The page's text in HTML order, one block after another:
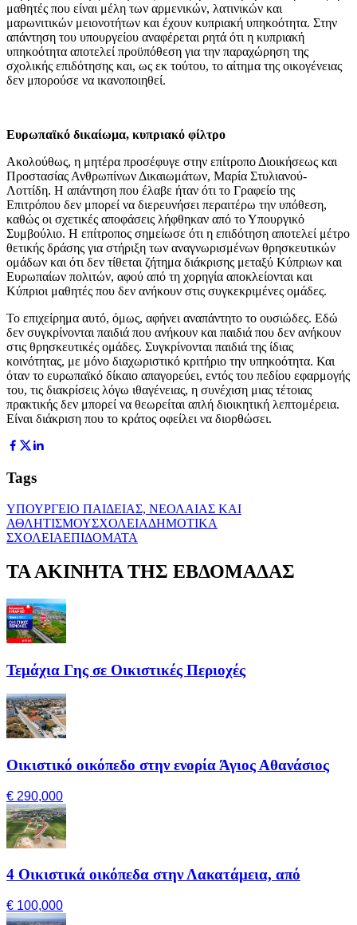
μαθητές που είναι μέλη των αρμενικών, λατινικών και
μαρωνιτικών μειονοτήτων και έχουν κυπριακή υπηκοότητα. Στην
απάντηση του υπουργείου αναφέρεται ρητά ότι η κυπριακή
υπηκοότητα αποτελεί προϋπόθεση για την παραχώρηση της
σχολικής επιδότησης και, ως εκ τούτου, το αίτημα της οικογένειας
δεν μπορούσε να ικανοποιηθεί.
Ευρωπαϊκό δικαίωμα, κυπριακό φίλτρο
Ακολούθως, η μητέρα προσέφυγε στην επίτροπο Διοικήσεως και
Προστασίας Ανθρωπίνων Δικαιωμάτων, Μαρία Στυλιανού-
Λοττίδη. Η απάντηση που έλαβε ήταν ότι το Γραφείο της
Επιτρόπου δεν μπορεί να διερευνήσει περαιτέρω την υπόθεση,
καθώς οι σχετικές αποφάσεις λήφθηκαν από το Υπουργικό
Συμβούλιο. Η επίτροπος σημείωσε ότι η επιδότηση αποτελεί μέτρο
θετικής δράσης για στήριξη των αναγνωρισμένων θρησκευτικών
ομάδων και ότι δεν τίθεται ζήτημα διάκρισης μεταξύ Κύπριων και
Ευρωπαίων πολιτών, αφού από τη χορηγία αποκλείονται και
Κύπριοι μαθητές που δεν ανήκουν στις συγκεκριμένες ομάδες.
Το επιχείρημα αυτό, όμως, αφήνει αναπάντητο το ουσιώδες. Εδώ
δεν συγκρίνονται παιδιά που ανήκουν και παιδιά που δεν ανήκουν
στις θρησκευτικές ομάδες. Συγκρίνονται παιδιά της ίδιας
κοινότητας, με μόνο διαχωριστικό κριτήριο την υπηκοότητα. Και
όταν το ευρωπαϊκό δίκαιο απαγορεύει, εντός του πεδίου εφαρμογής
του, τις διακρίσεις λόγω ιθαγένειας, η συνέχιση μιας τέτοιας
πρακτικής δεν μπορεί να θεωρείται απλή διοικητική λεπτομέρεια.
Είναι διάκριση που το κράτος οφείλει να διορθώσει.
Tags
ΥΠΟΥΡΓΕΙΟ ΠΑΙΔΕΙΑΣ, ΝΕΟΛΑΙΑΣ ΚΑΙ
ΑΘΛΗΤΙΣΜΟΥΣΧΟΛΕΙΑΔΗΜΟΤΙΚΑ
ΣΧΟΛΕΙΑΕΠΙΔΟΜΑΤΑ
ΤΑ ΑΚΙΝΗΤΑ ΤΗΣ ΕΒΔΟΜΑΔΑΣ
Τεμάχια Γης σε Οικιστικές Περιοχές
Οικιστικό οικόπεδο στην ενορία Άγιος Αθανάσιος
€ 290,000
4 Οικιστικά οικόπεδα στην Λακατάμεια, από
€ 100,000